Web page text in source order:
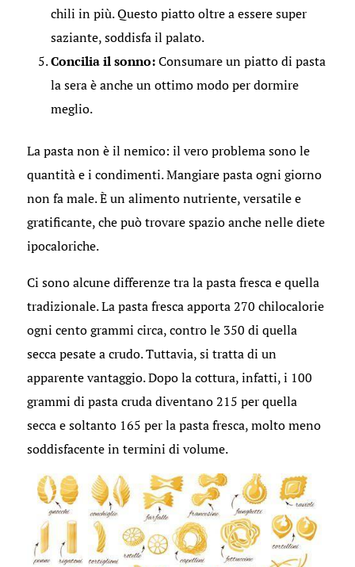
chili in più. Questo piatto oltre a essere super
saziante, soddisfa il palato.
Concilia il sonno:Consumare un piatto di pasta
la sera è anche un ottimo modo per dormire
meglio.
La pasta non è il nemico: il vero problema sono le
quantità e i condimenti. Mangiare pasta ogni giorno
non fa male. È un alimento nutriente, versatile e
gratificante, che può trovare spazio anche nelle diete
ipocaloriche.
Ci sono alcune differenze tra la pasta fresca e quella
tradizionale. La pasta fresca apporta 270 chilocalorie
ogni cento grammi circa, contro le 350 di quella
secca pesate a crudo. Tuttavia, si tratta di un
apparente vantaggio. Dopo la cottura, infatti, i 100
grammi di pasta cruda diventano 215 per quella
secca e soltanto 165 per la pasta fresca, molto meno
soddisfacente in termini di volume.